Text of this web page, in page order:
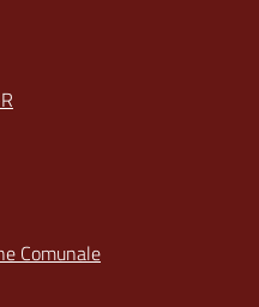
Comunale